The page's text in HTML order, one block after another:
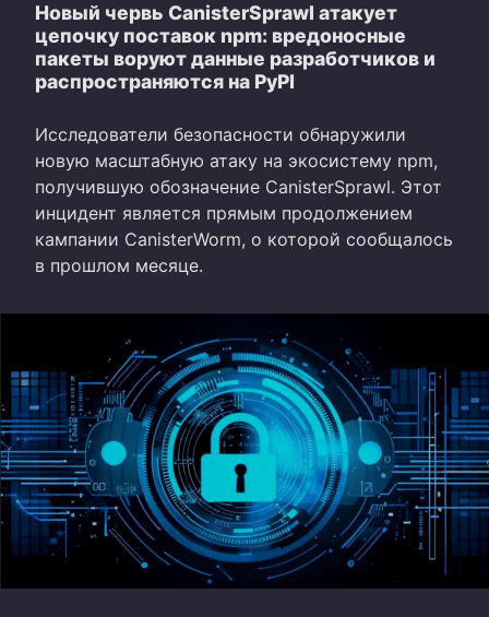
Новый червь CanisterSprawl атакует
цепочку поставок npm: вредоносные
пакеты воруют данные разработчиков и
распространяются на PyPI
Исследователи безопасности обнаружили
новую масштабную атаку на экосистему npm,
получившую обозначение CanisterSprawl. Этот
инцидент является прямым продолжением
кампании CanisterWorm, о которой сообщалось
в прошлом месяце.